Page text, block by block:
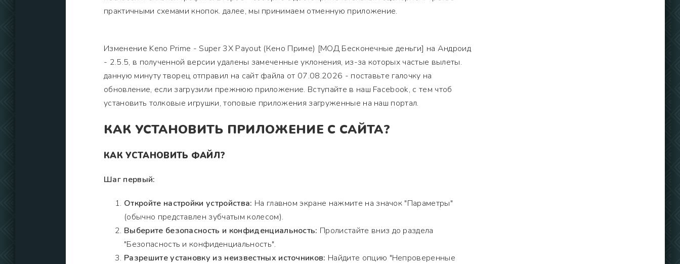
практичными схемами кнопок. далее, мы принимаем отменную приложение.
Изменение Keno Prime - Super 3X Payout (Кено Приме) [МОД Бесконечные деньги] на Андроид
- 2.5.5, в полученной версии удалены замеченные уклонения, из-за которых частые вылеты.
данную минуту творец отправил на сайт файла от 07.08.2026 - поставьте галочку на
обновление, если загрузили прежнюю приложение. Вступайте в наш Facebook, с тем чтоб
установить толковые игрушки, топовые приложения загруженные на наш портал.
КАК УСТАНОВИТЬ ПРИЛОЖЕНИЕ С САЙТА?
КАК УСТАНОВИТЬ ФАЙЛ?
Шаг первый:
Откройте настройки устройства: На главном экране нажмите на значок "Параметры"
(обычно представлен зубчатым колесом).
Выберите безопасность и конфиденциальность: Пролистайте вниз до раздела
"Безопасность и конфиденциальность".
Разрешите установку из неизвестных источников: Найдите опцию "Непроверенные